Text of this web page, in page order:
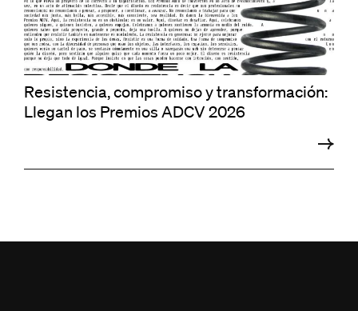
Resistencia, compromiso y transformación:
Llegan los Premios ADCV 2026